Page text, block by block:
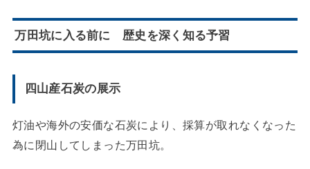
万田坑に入る前に 歴史を深く知る予習
四山産石炭の展示
灯油や海外の安価な石炭により、採算が取れなくなった
為に閉山してしまった万田坑。